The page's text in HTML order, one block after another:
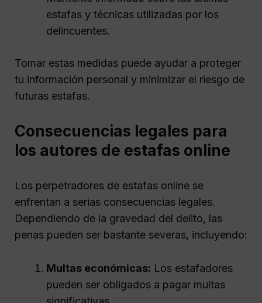
estafas y técnicas utilizadas por los
delincuentes.
Tomar estas medidas puede ayudar a proteger
tu información personal y minimizar el riesgo de
futuras estafas.
Consecuencias legales para
los autores de estafas online
Los perpetradores de estafas online se
enfrentan a serias consecuencias legales.
Dependiendo de la gravedad del delito, las
penas pueden ser bastante severas, incluyendo:
Multas económicas: Los estafadores
pueden ser obligados a pagar multas